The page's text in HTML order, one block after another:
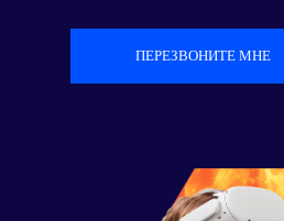
ПЕРЕЗВОНИТЕ МНЕ